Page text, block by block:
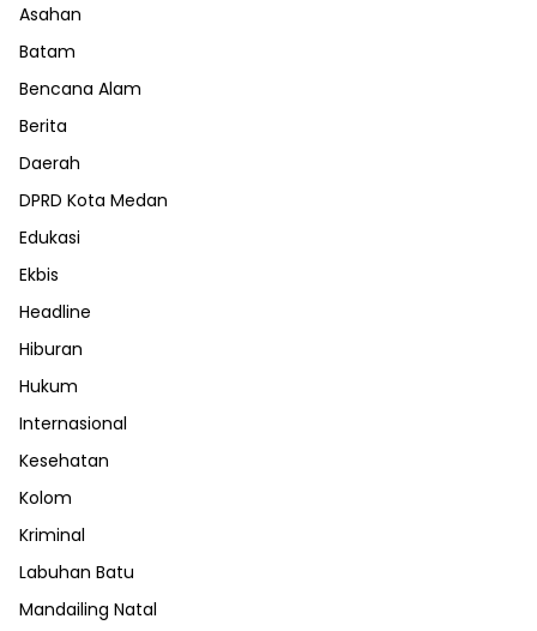
Asahan
Batam
Bencana Alam
Berita
Daerah
DPRD Kota Medan
Edukasi
Ekbis
Headline
Hiburan
Hukum
Internasional
Kesehatan
Kolom
Kriminal
Labuhan Batu
Mandailing Natal